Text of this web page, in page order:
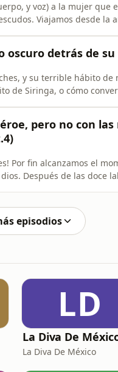
y voz) a la mujer que
Viajamos desde la
oscuro detrás de
y su terrible hábito
de Siringa, o cómo
pero no con
Por fin alcanzamos el
Después de las doce
episodios
LD
La Diva De
La Diva De México